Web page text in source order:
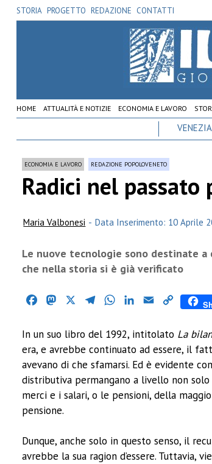
STORIA PROGETTO REDAZIONE CONTATTI
HOME ATTUALITÀ E NOTIZIE ECONOMIA E LAVORO
VENEZIA
ECONOMIA E LAVORO REDAZIONE POPOLOVENETO
Radici nel passato
Maria Valbonesi - Data Inserimento: 10 Aprile
Le nuove tecnologie sono destinate a
che nella storia si è già verificato
FacebookMastodon TelegramWhatsAppLinkedIn
Email Copy
In un suo libro del 1992, intitolato La
era, e avrebbe continuato ad essere, il
avevano di che sfamarsi. Ed è evidente
distributiva permangano a livello non
merci e i salari, o le pensioni, della
pensione.
Dunque, anche solo in questo senso, il
avrebbe la sua ragion d’essere.